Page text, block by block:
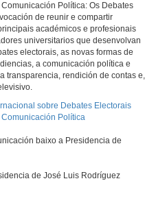
Política: Os Debates
de reunir e compartir
académicos e profesionais
universitarios que desenvolvan
electorais, as novas formas de
a comunicación política e
transparencia, rendición de contas e,
sobre Debates Electorais
Política
baixo a Presidencia de
de José Luis Rodríguez
Televisión, Campañas Electorais e Servizo Público
out. de 2019
out. de 2019
de 2019